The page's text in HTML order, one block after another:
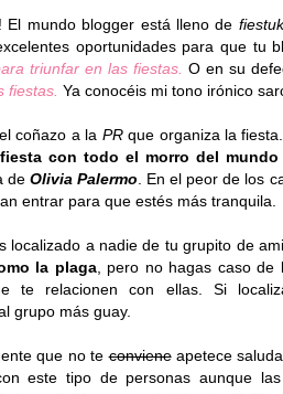
El mundo blogger está lleno de
oportunidades para que tu
triunfar en las fiestas.O en su
fiestas. Ya conocéis mi tono irónico
coñazo a la PRque organiza la
con todo el morro del mundo
de Olivia Palermo . En el peor de los
entrar para que estés más tranquila.
localizado a nadie de tu grupito de
la plaga, pero no hagas caso de
te relacionen con ellas. Si
grupo más guay.
que no teconvieneapetece
este tipo de personas aunque